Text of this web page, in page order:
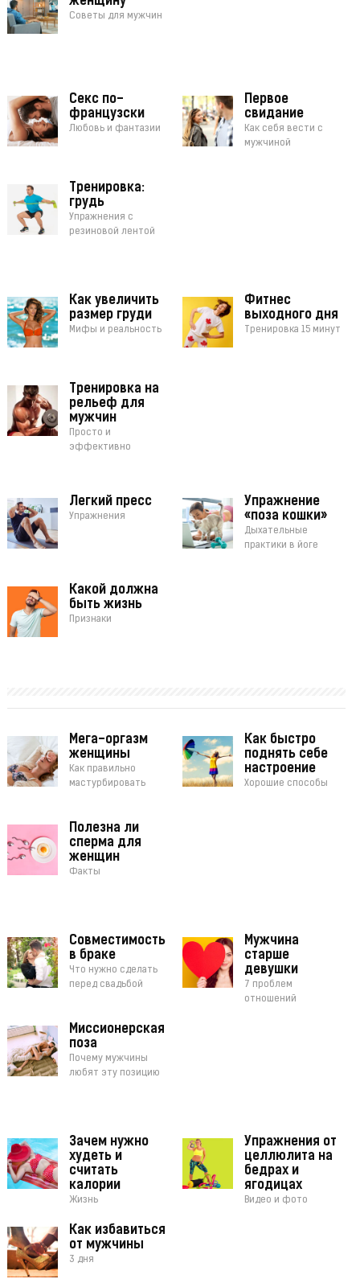
Советы для мужчин
Секс по-
французски
Любовь и фантазии
Первое
свидание
Как себя вести с
мужчиной
Тренировка:
грудь
Упражнения с
резиновой лентой
Как увеличить
размер груди
Мифы и реальность
Фитнес
выходного дня
Тренировка 15 минут
Тренировка на
рельеф для
мужчин
Просто и
эффективно
Легкий пресс
Упражнения
Упражнение
«поза кошки»
Дыхательные
практики в йоге
Какой должна
быть жизнь
Признаки
Мега-оргазм
женщины
Как правильно
мастурбировать
Как быстро
поднять себе
настроение
Хорошие способы
Полезна ли
сперма для
женщин
Факты
Совместимость
в браке
Что нужно сделать
перед свадьбой
Мужчина
старше
девушки
7 проблем
отношений
Миссионерская
поза
Почему мужчины
любят эту позицию
Зачем нужно
худеть и
считать
калории
Жизнь
Упражнения от
целлюлита на
бедрах и
ягодицах
Видео и фото
Как избавиться
от мужчины
3 дня